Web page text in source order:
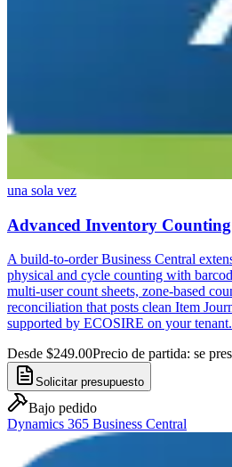
una sola vez
Advanced Inventory
A build-to-order Business Central
physical and cycle counting with
multi-user count sheets, zone-based
reconciliation that posts clean Item
supported by ECOSIRE on your tenant.
Desde $249.00Precio de partida: se
Solicitar presupuesto
Bajo pedido
Dynamics 365 Business Central